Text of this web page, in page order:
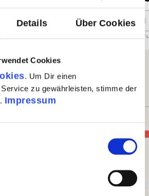
Details Über Cookies
Cookies
. Um Dir einen
zu gewährleisten, stimme der
Impressum
Treviso Brut Millesimato 2023
In den Warenkorb
Auf
Bewertung von 5 von 5 Sternen